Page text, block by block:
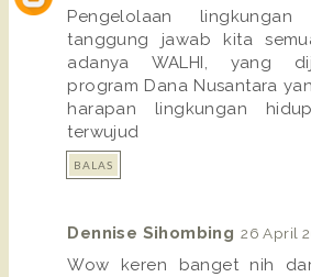
Pengelolaan
tanggung jawab kita
adanya WALHI, yang
program Dana Nusantara
harapan lingkungan
terwujud
BALAS
Dennise Sihombing 26 April
Wow keren banget nih